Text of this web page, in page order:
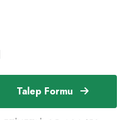
Talep Formu